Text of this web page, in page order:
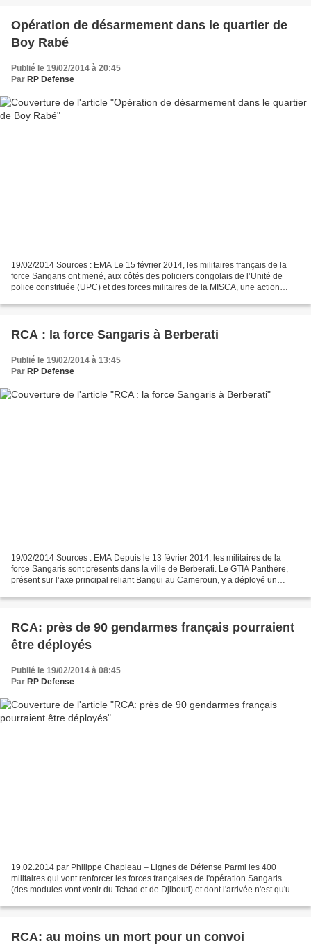
Opération de désarmement dans le quartier de
Boy Rabé
Publié le 19/02/2014 à 20:45
Par RP Defense
19/02/2014 Sources : EMA Le 15 février 2014, les militaires français de la
force Sangaris ont mené, aux côtés des policiers congolais de l’Unité de
police constituée (UPC) et des forces militaires de la MISCA, une action
RCA : la force Sangaris à Berberati
Publié le 19/02/2014 à 13:45
Par RP Defense
19/02/2014 Sources : EMA Depuis le 13 février 2014, les militaires de la
force Sangaris sont présents dans la ville de Berberati. Le GTIA Panthère,
présent sur l’axe principal reliant Bangui au Cameroun, y a déployé un
RCA: près de 90 gendarmes français pourraient
être déployés
Publié le 19/02/2014 à 08:45
Par RP Defense
19.02.2014 par Philippe Chapleau – Lignes de Défense Parmi les 400
militaires qui vont renforcer les forces françaises de l'opération Sangaris
(des modules vont venir du Tchad et de Djibouti) et dont l'arrivée n'est qu'une
RCA: au moins un mort pour un convoi